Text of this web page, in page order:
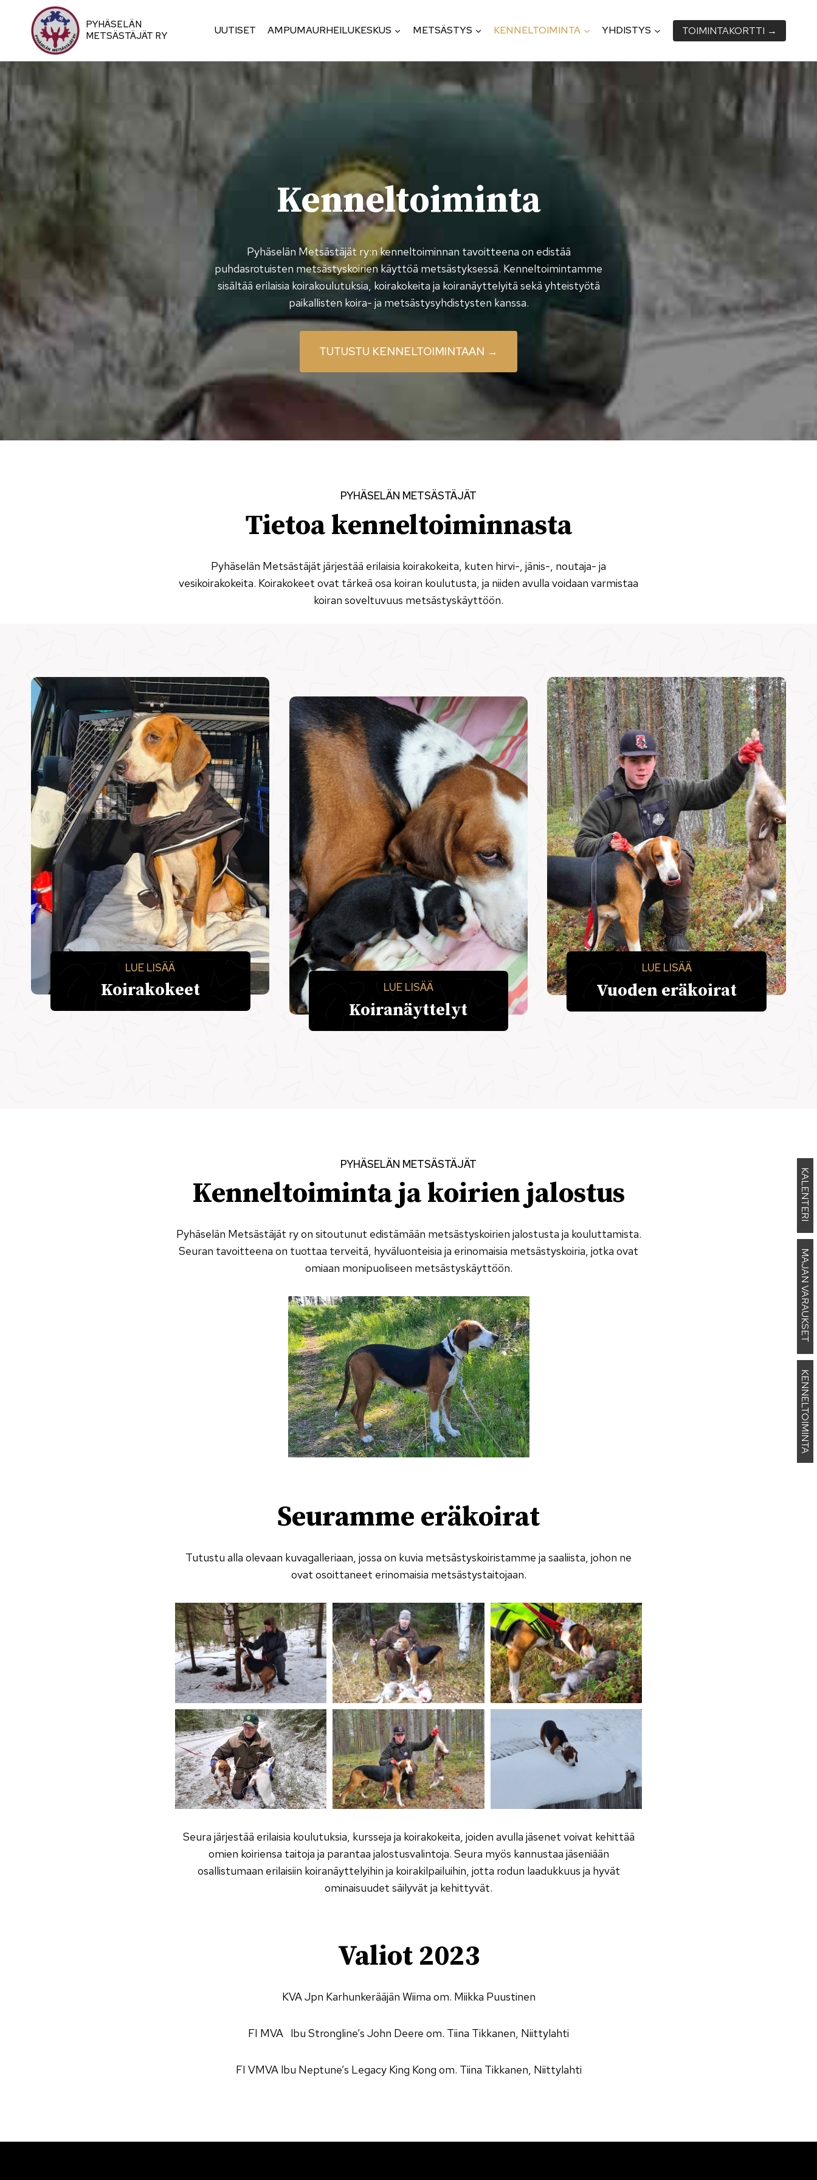
KALENTERI
MAJAN VARAUKSET
KENNELTOIMINTA
sisältöön
PYHÄSELÄN
METSÄSTÄJÄT RY
UUTISET AMPUMAURHEILUKESKUS METSÄSTYS KENNELTOIMINTA YHDISTYS TOIMINTA­KORTTI →
Kennel­toiminta
Pyhäselän Metsästäjät ry:n kenneltoiminnan tavoitteena on edistää
puhdasrotuisten metsästyskoirien käyttöä metsästyksessä. Kenneltoimintamme
sisältää erilaisia koirakoulutuksia, koirakokeita ja koiranäyttelyitä sekä yhteistyötä
paikallisten koira- ja metsästysyhdistysten kanssa.
TUTUSTU KENNELTOIMINTAAN →
PYHÄSELÄN METSÄSTÄJÄT
Tietoa kenneltoiminnasta
Pyhäselän Metsästäjät järjestää erilaisia koirakokeita, kuten hirvi-, jänis-, noutaja- ja
vesikoirakokeita. Koirakokeet ovat tärkeä osa koiran koulutusta, ja niiden avulla voidaan varmistaa
koiran soveltuvuus metsästyskäyttöön.
LUE LISÄÄ
Koirakokeet LUE LISÄÄ
Koiranäyttelyt
LUE LISÄÄ
Vuoden eräkoirat
PYHÄSELÄN METSÄSTÄJÄT
Kenneltoiminta ja koirien jalostus
Pyhäselän Metsästäjät ry on sitoutunut edistämään metsästyskoirien jalostusta ja kouluttamista.
Seuran tavoitteena on tuottaa terveitä, hyväluonteisia ja erinomaisia metsästyskoiria, jotka ovat
omiaan monipuoliseen metsästyskäyttöön.
Seuramme eräkoirat
Tutustu alla olevaan kuvagalleriaan, jossa on kuvia metsästyskoiristamme ja saaliista, johon ne
ovat osoittaneet erinomaisia metsästystaitojaan.
Seura järjestää erilaisia koulutuksia, kursseja ja koirakokeita, joiden avulla jäsenet voivat kehittää
omien koiriensa taitoja ja parantaa jalostusvalintoja. Seura myös kannustaa jäseniään
osallistumaan erilaisiin koiranäyttelyihin ja koirakilpailuihin, jotta rodun laadukkuus ja hyvät
ominaisuudet säilyvät ja kehittyvät.
Valiot 2023
KVA Jpn Karhunkerääjän Wiima om. Miikka Puustinen
FI MVA lbu Strongline’s John Deere om. Tiina Tikkanen, Niittylahti
FI VMVA lbu Neptune’s Legacy King Kong om. Tiina Tikkanen, Niittylahti